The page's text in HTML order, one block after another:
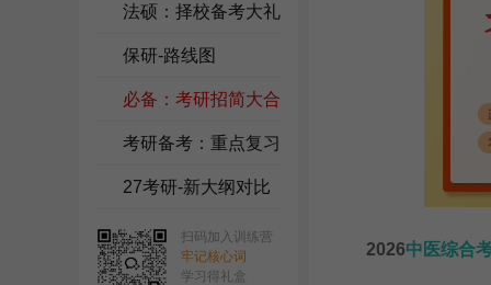
考包
法硕：择校备考大礼
包
保研-路线图
必备：考研招简大合
集
考研备考：重点复习
资料
27考研-新大纲对比
扫码加入训练营
牢记核心词
学习得礼盒
2026中医综合